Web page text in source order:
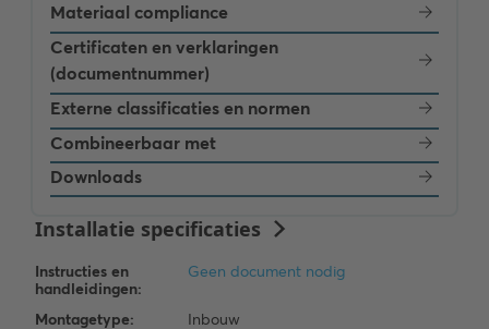
Materiaal compliance
Certificaten en verklaringen
(documentnummer)
Externe classificaties en normen
Combineerbaar met
Downloads